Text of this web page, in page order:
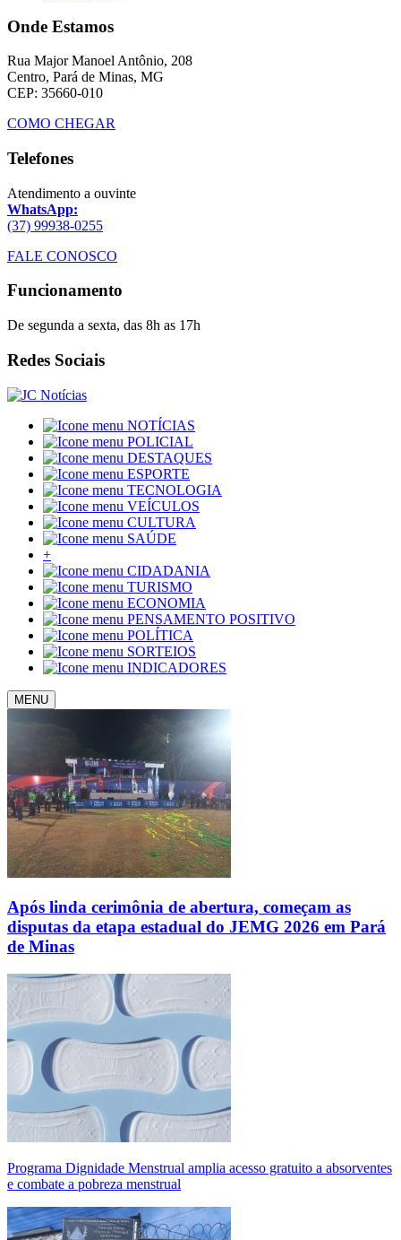
Onde Estamos
Rua Major Manoel Antônio, 208
Centro, Pará de Minas, MG
CEP: 35660-010
COMO CHEGAR
Telefones
Atendimento a ouvinte
WhatsApp:
(37) 99938-0255
FALE CONOSCO
Funcionamento
De segunda a sexta, das 8h as 17h
Redes Sociais
NOTÍCIAS
POLICIAL
DESTAQUES
ESPORTE
TECNOLOGIA
VEÍCULOS
CULTURA
SAÚDE
+
CIDADANIA
TURISMO
ECONOMIA
PENSAMENTO POSITIVO
POLÍTICA
SORTEIOS
INDICADORES
MENU
Após linda cerimônia de abertura, começam as
disputas da etapa estadual do JEMG 2026 em Pará
de Minas
Programa Dignidade Menstrual amplia acesso gratuito a absorventes
e combate a pobreza menstrual